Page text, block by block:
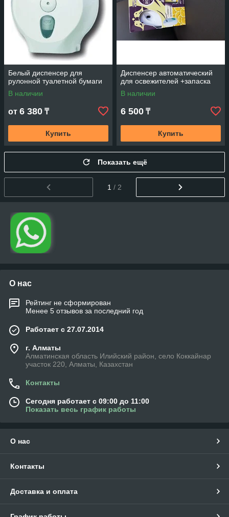
Белый диспенсер для
рулонной туалетной бумаги
В наличии
от 6 380 ₸
Купить
Диспенсер автоматический
для освежителей +запаска
В наличии
6 500 ₸
Купить
Показать ещё
1 / 2
О нас
Рейтинг не сформирован
Менее 5 отзывов за последний год
Работает с 27.07.2014
г. Алматы
Алматинская область Илийский район, село Коккайнар
участок 220, Алматы, Казахстан
Контакты
Сегодня работает с 09:00 до 11:00
Показать весь график работы
О нас
Контакты
Доставка и оплата